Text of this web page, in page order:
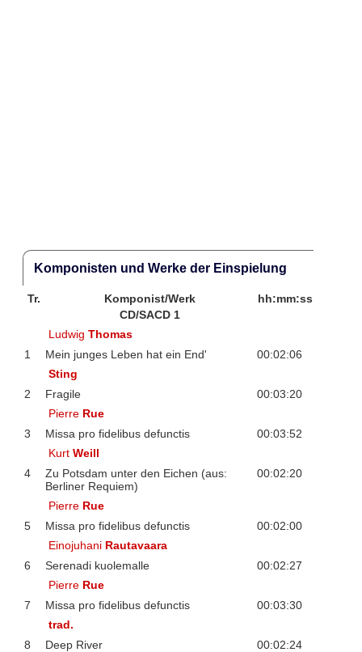
Komponisten und Werke der Einspielung
Tr. Komponist/Werk
hh:mm:ss
CD/SACD 1
LudwigThomas
1
Mein junges Leben hat ein End'
00:02:06
Sting
2
Fragile
00:03:20
Pierre Rue
3
Missa pro fidelibus defunctis
00:03:52
KurtWeill
4
Zu Potsdam unter den Eichen (aus:
Berliner Requiem)
00:02:20
Pierre Rue
5
Missa pro fidelibus defunctis
00:02:00
Einojuhani Rautavaara
6
Serenadi kuolemalle
00:02:27
Pierre Rue
7
Missa pro fidelibus defunctis
00:03:30
trad.
8
Deep River
00:02:24